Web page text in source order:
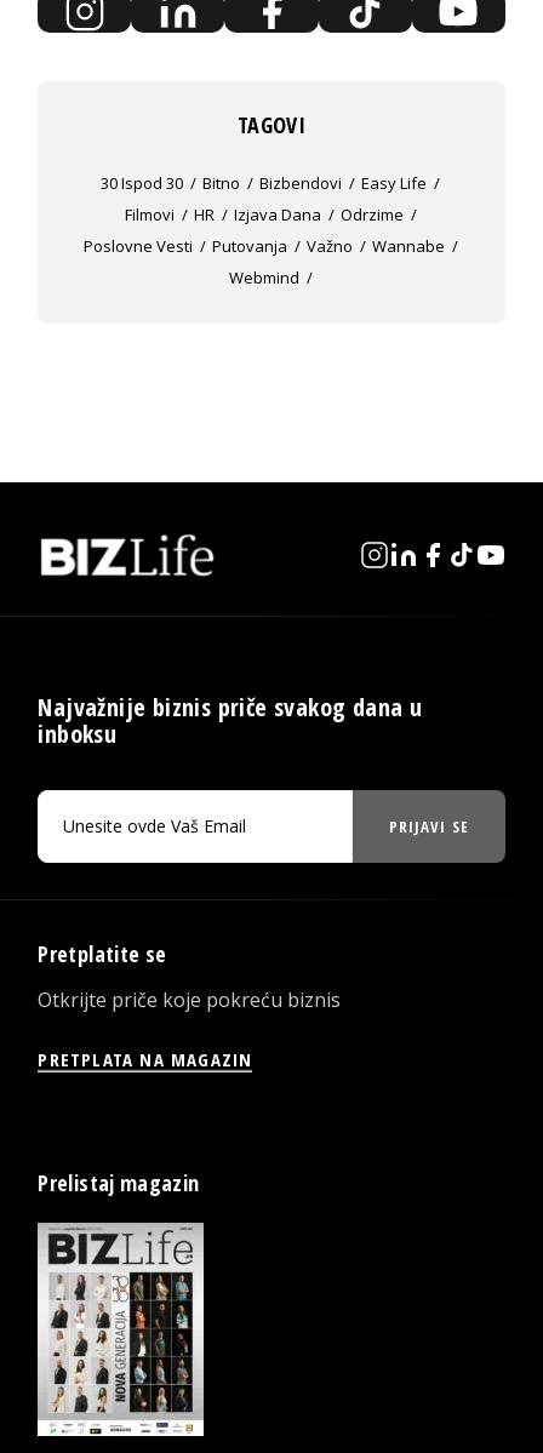
TAGOVI
30 Ispod 30 Bitno Bizbendovi
Easy Life
Filmovi
HR Izjava Dana
Odrzime
Poslovne Vesti
Putovanja Važno
Wannabe
Webmind
Najvažnije biznis priče svakog dana u
inboksu
PRIJAVI SE
Pretplatite se
Otkrijte priče koje pokreću biznis
PRETPLATA NA MAGAZIN
Prelistaj magazin